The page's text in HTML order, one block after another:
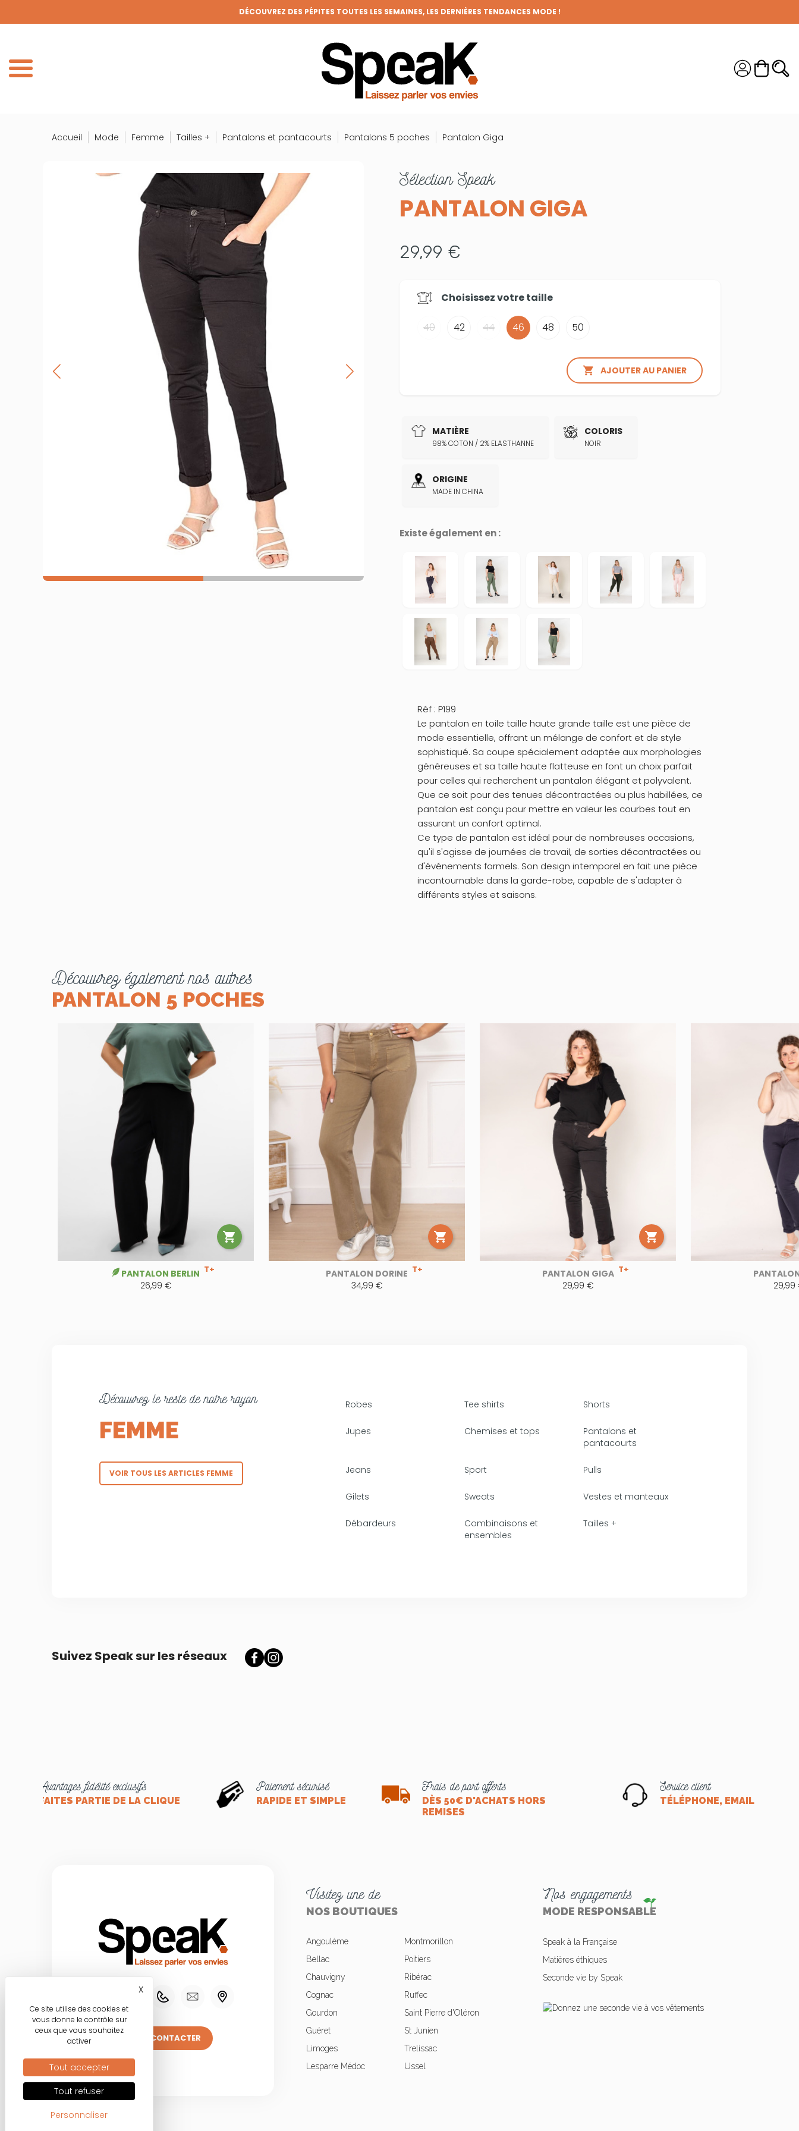
DÉCOUVREZ DES PÉPITES TOUTES LES SEMAINES, LES DERNIÈRES TENDANCES MODE !
FRAIS DE PORT OFFERTS DÈS 50€ D'ACHAT (HORS REMISES)
DEVENEZ MEMBRE DE LA CLIQUE ET BÉNÉFICIEZ DE NOMBREUX AVANTAGES !
GRANDE BRADERIE : TOUTES VOS ENVIES À PRIX RONDS !
Accueil Mode Femme Tailles + Pantalons et pantacourts Pantalons 5 poches Pantalon Giga
sélectionSpeak
PANTALON GIGA
29,99 €
Choisissez votretaille
40 42 44 46 48 50
 AJOUTER AU PANIER
MATIÈRE
98% COTON / 2% ELASTHANNE
COLORIS
NOIR
ORIGINE
MADE IN CHINA
Existe également en :
Réf : P199
Le pantalon en toile taille haute grande taille est une pièce de
mode essentielle, offrant un mélange de confort et de style
sophistiqué. Sa coupe spécialement adaptée aux morphologies
généreuses et sa taille haute flatteuse en font un choix parfait
pour celles qui recherchent un pantalon élégant et polyvalent.
Que ce soit pour des tenues décontractées ou plus habillées, ce
pantalon est conçu pour mettre en valeur les courbes tout en
assurant un confort optimal.
Ce type de pantalon est idéal pour de nombreuses occasions,
qu'il s'agisse de journées de travail, de sorties décontractées ou
d'événements formels. Son design intemporel en fait une pièce
incontournable dans la garde-robe, capable de s'adapter à
différents styles et saisons.
Découvrez également nos autres
PANTALON 5 POCHES

PANTALON BERLIN T+
26,99 €

PANTALON DORINE T+
34,99 €

PANTALON GIGA T+
29,99 €
29,99
Découvrez le reste de notre rayon
FEMME
VOIR TOUS LES ARTICLES FEMME
Robes Tee shirts Shorts
Jupes Chemises et tops
Pantalons et
pantacourts
Jeans Sport Pulls
Gilets Sweats Vestes et manteaux
Débardeurs
Combinaisons et
ensembles
Tailles +
Suivez Speak sur les réseaux
Avantages fidélité exclusifs
FAITES PARTIE DE LA CLIQUE
Paiement sécurisé
RAPIDE ET SIMPLE
Frais de port offerts
DÈS 50€ D'ACHATS HORS
REMISES
Service client
TÉLÉPHONE, EMAIL OU
NOUS CONTACTER
Visitez une de
NOS BOUTIQUES
Angoulème
Bellac
Chauvigny
Cognac
Gourdon
Guéret
Limoges
Lesparre Médoc
Montmorillon
Poitiers
Ribérac
Ruffec
Saint Pierre d'Oléron
St Junien
Trelissac
Ussel
Nos engagements
MODE RESPONSABLE
Speak à la Française
Matières éthiques
Seconde vie by Speak
Ce site utilise des cookies et
vous donne le contrôle sur
ceux que vous souhaitez
activer
Tout accepter
Tout refuser
Personnaliser
XMasquer le bandeau des cookies